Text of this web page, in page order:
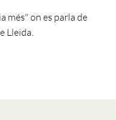
més" on es parla de
Lleida.